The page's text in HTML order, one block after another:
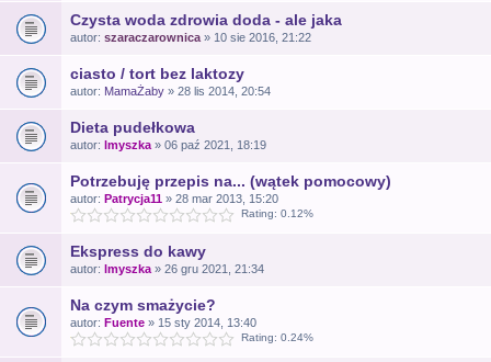
Czysta woda zdrowia doda - ale jaka
autor: szaraczarownica » 10 sie 2016, 21:22
ciasto / tort bez laktozy
autor: MamaŻaby » 28 lis 2014, 20:54
Dieta pudełkowa
autor: lmyszka » 06 paź 2021, 18:19
Potrzebuję przepis na... (wątek pomocowy)
autor: Patrycja11 » 28 mar 2013, 15:20
Rating: 0.12%
Ekspress do kawy
autor: lmyszka » 26 gru 2021, 21:34
Na czym smażycie?
autor: Fuente » 15 sty 2014, 13:40
Rating: 0.24%